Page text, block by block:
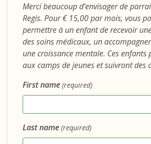
Merci beaucoup d’envisager de
Regis. Pour € 15,00 par mois, vous
permettre à un enfant de recevoir
des soins médicaux, un
une croissance mentale. Ces
aux camps de jeunes et suivront des
First name (required)
Last name (required)